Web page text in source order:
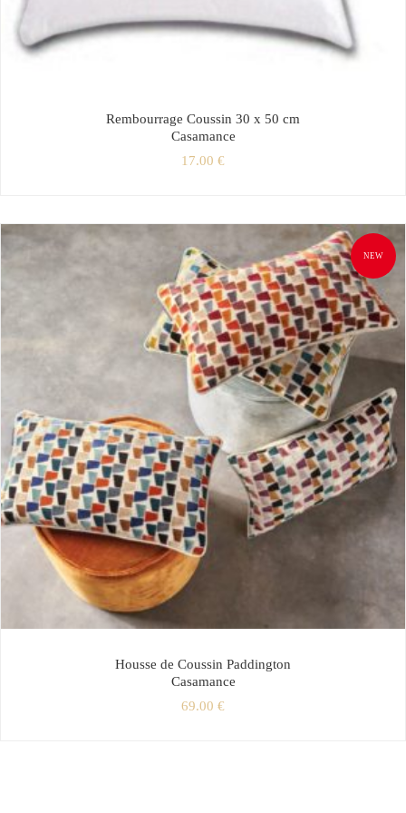
Rembourrage Coussin 30 x 50 cm
Casamance
17.00 €
NEW
Housse de Coussin Paddington
Casamance
69.00 €